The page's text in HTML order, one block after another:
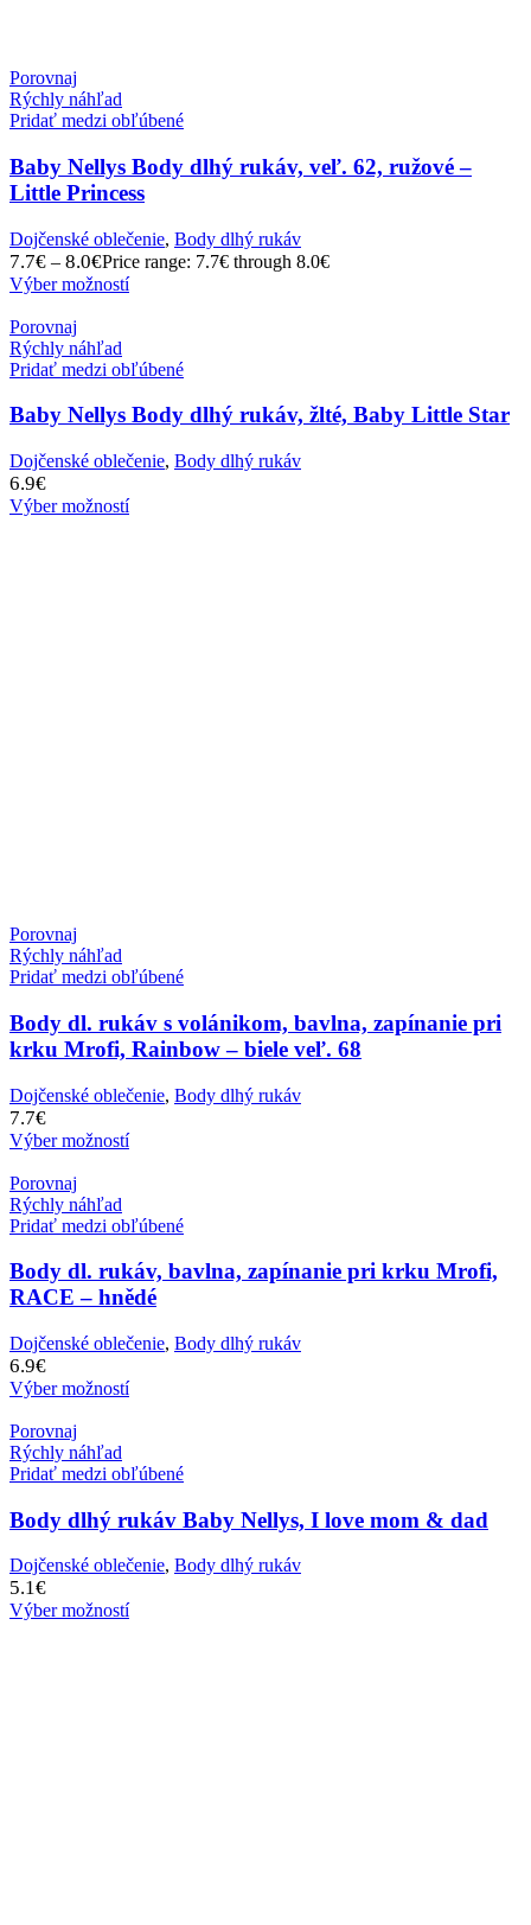
Porovnaj
Rýchly náhľad
Pridať medzi obľúbené
Baby Nellys Body dlhý rukáv, veľ. 62, ružové –
Little Princess
Dojčenské oblečenie, Body dlhý rukáv
7.7€ – 8.0€Price range: 7.7€ through 8.0€
Výber možností
Porovnaj
Rýchly náhľad
Pridať medzi obľúbené
Baby Nellys Body dlhý rukáv, žlté, Baby Little Star
Dojčenské oblečenie, Body dlhý rukáv
6.9€
Výber možností
Porovnaj
Rýchly náhľad
Pridať medzi obľúbené
Body dl. rukáv s volánikom, bavlna, zapínanie pri
krku Mrofi, Rainbow – biele veľ. 68
Dojčenské oblečenie, Body dlhý rukáv
7.7€
Výber možností
Porovnaj
Rýchly náhľad
Pridať medzi obľúbené
Body dl. rukáv, bavlna, zapínanie pri krku Mrofi,
RACE – hnědé
Dojčenské oblečenie, Body dlhý rukáv
6.9€
Výber možností
Porovnaj
Rýchly náhľad
Pridať medzi obľúbené
Body dlhý rukáv Baby Nellys, I love mom & dad
Dojčenské oblečenie, Body dlhý rukáv
5.1€
Výber možností